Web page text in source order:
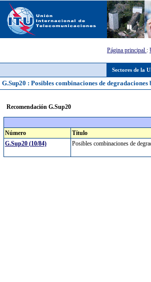
Sectores de la
Página principal :
G.Sup20 : Posibles combinaciones de
Recomendación G.Sup20
Número
Título
G.Sup20 (10/84)
Posibles combinaciones de